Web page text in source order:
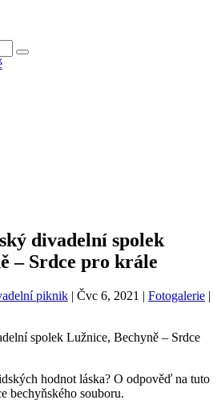
divadelní spolek
– Srdce pro krále
piknik | Čvc 6, 2021 | Fotogalerie |
hodnot láska? O odpověď na tuto
bechyňského souboru.